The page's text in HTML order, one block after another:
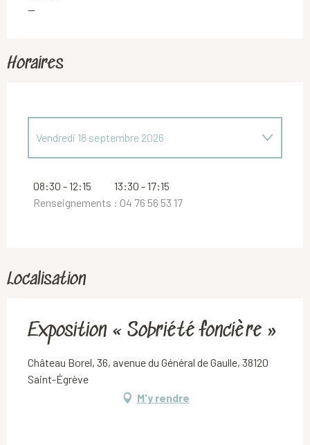
—
Horaires
Vendredi 18 septembre 2026
08:30 - 12:15
13:30 - 17:15
Renseignements : 04 76 56 53 17
Localisation
Exposition « Sobriété foncière »
Château Borel, 36, avenue du Général de Gaulle, 38120
Saint-Égrève
M'y rendre